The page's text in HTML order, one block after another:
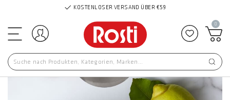
KOSTENLOSER VERSAND ÜBER €59
Einloggen Zu
0